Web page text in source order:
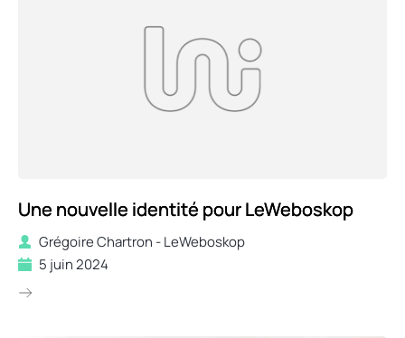
Une nouvelle identité pour LeWeboskop
Grégoire Chartron - LeWeboskop
5 juin 2024